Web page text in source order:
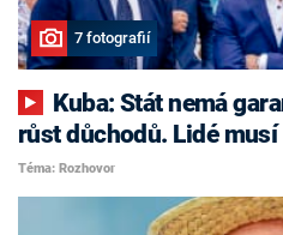
7 fotografií
růst důchodů. Lidé
Téma: Rozhovor